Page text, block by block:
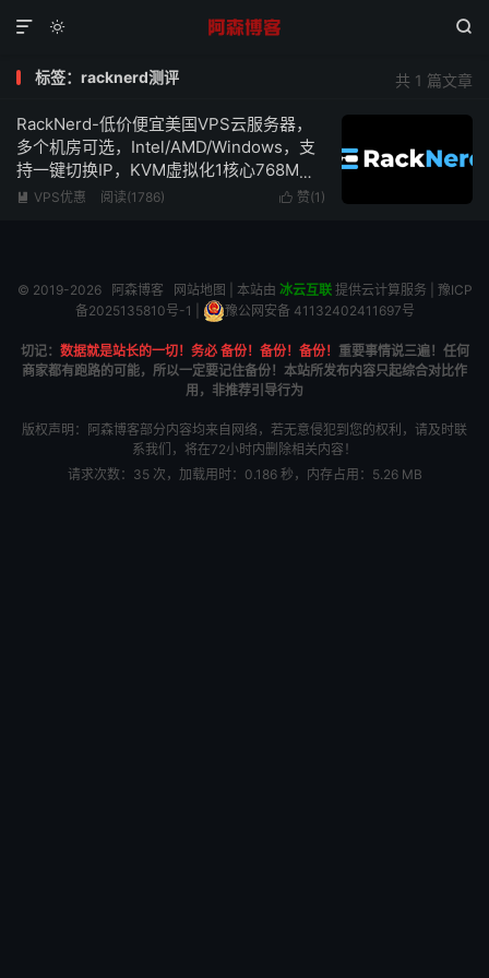
 

共 1 篇文章
标签：racknerd测评
RackNerd-低价便宜美国VPS云服务器，
多个机房可选，Intel/AMD/Windows，支
持一键切换IP，KVM虚拟化1核心768M内
存1Gbps带宽低至$10.18/年
 赞(1 )
 VPS优惠 阅读(1786)
© 2019-2026 阿森博客 网站地图 | 本站由 冰云互联提供云计算服务 | 豫ICP
备2025135810号-1
豫公网安备 41132402411697号
切记： 数据就是站长的一切！务必 备份！备份！备份！ 重要事情说三遍！任何
商家都有跑路的可能，所以一定要记住备份！本站所发布内容只起综合对比作
用，非推荐引导行为
版权声明：阿森博客部分内容均来自网络，若无意侵犯到您的权利，请及时联
系我们，将在72小时内删除相关内容！
请求次数：35 次，加载用时：0.186 秒，内存占用：5.26 MB